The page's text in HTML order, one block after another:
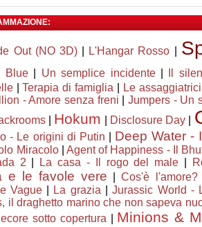
Out (NO 3D)| L'Hangar Rosso
Blue Un semplice incidente|
Il
|Terapia di famiglia Le assaggiatrici
- Amore senza freni |Jumpers - Un
Hokum Disclosure Day
- Le origini di Putin Deep Water -
Miracolo|Agent of Happiness - Il
2
La casa - Il rogo del male
e le favole vere |Cos'è l'amore?
Vague| La grazia |Jurassic World -
il draghetto marino che non sapeva
sotto copertura Minions &